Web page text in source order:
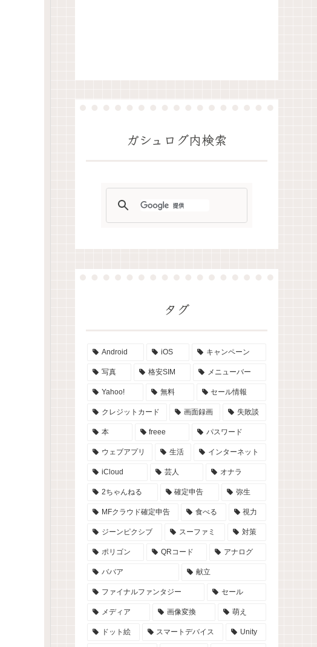
ガシュログ内検索
タグ
Android iOS キャンペーン
写真 格安SIM メニューバー
Yahoo! 無料 セール情報
クレジットカード 画面録画 失敗談
本 freee パスワード
ウェブアプリ 生活 インターネット
iCloud 芸人 オナラ
2ちゃんねる 確定申告 弥生
MFクラウド確定申告 食べる 視力
ジーンピクシブ スーファミ 対策
ポリゴン QRコード アナログ
ババア 献立
ファイナルファンタジー セール
メディア 画像変換 萌え
ドット絵 スマートデバイス Unity